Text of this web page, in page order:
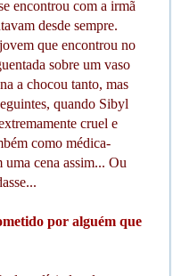
encontrou com a irmã
desde sempre.
que encontrou no
sobre um vaso
a chocou tanto, mas
quando Sibyl
cruel e
como médica-
uma cena assim... Ou
por alguém que